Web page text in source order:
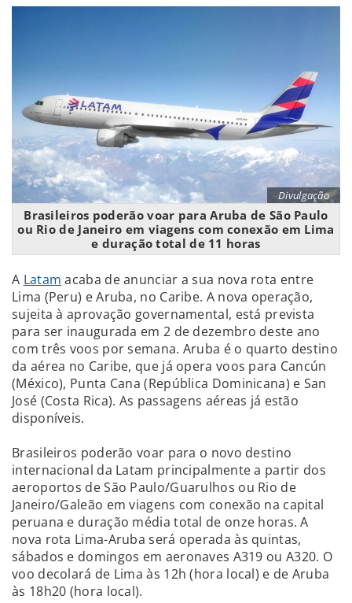
Divulgação
Brasileiros poderão voar para Aruba de São Paulo
ou Rio de Janeiro em viagens com conexão em Lima
e duração total de 11 horas
A Latam acaba de anunciar a sua nova rota entre
Lima (Peru) e Aruba, no Caribe. A nova operação,
sujeita à aprovação governamental, está prevista
para ser inaugurada em 2 de dezembro deste ano
com três voos por semana. Aruba é o quarto destino
da aérea no Caribe, que já opera voos para Cancún
(México), Punta Cana (República Dominicana) e San
José (Costa Rica). As passagens aéreas já estão
disponíveis.
Brasileiros poderão voar para o novo destino
internacional da Latam principalmente a partir dos
aeroportos de São Paulo/Guarulhos ou Rio de
Janeiro/Galeão em viagens com conexão na capital
peruana e duração média total de onze horas. A
nova rota Lima-Aruba será operada às quintas,
sábados e domingos em aeronaves A319 ou A320. O
voo decolará de Lima às 12h (hora local) e de Aruba
às 18h20 (hora local).